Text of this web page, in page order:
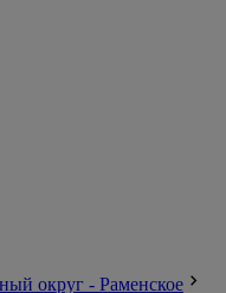
округ - Раменское